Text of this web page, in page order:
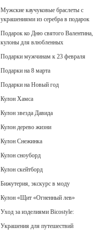
Мужские каучуковые браслеты с
украшениями из серебра в подарок
Подарок ко Дню святого Валентина,
кулоны для влюбленных
Подарки мужчинам к 23 февраля
Подарки на 8 марта
Подарки на Новый год
Кулон Хамса
Кулон звезда Давида
Кулон дерево жизни
Кулон Снежинка
Кулон сноуборд
Кулон скейтборд
Бижутерия, экскурс в моду
Кулон «Щит «Огненный лев»
Уход за изделиями Bicostyle:
Украшения для путешествий